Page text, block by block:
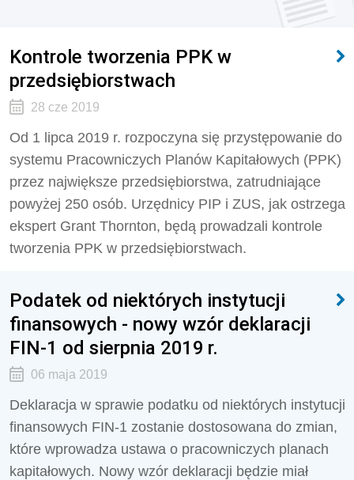
Kontrole tworzenia PPK w
przedsiębiorstwach
28 cze 2019
Od 1 lipca 2019 r. rozpoczyna się przystępowanie do
systemu Pracowniczych Planów Kapitałowych (PPK)
przez największe przedsiębiorstwa, zatrudniające
powyżej 250 osób. Urzędnicy PIP i ZUS, jak ostrzega
ekspert Grant Thornton, będą prowadzali kontrole
tworzenia PPK w przedsiębiorstwach.
Podatek od niektórych instytucji
finansowych - nowy wzór deklaracji
FIN-1 od sierpnia 2019 r.
06 maja 2019
Deklaracja w sprawie podatku od niektórych instytucji
finansowych FIN-1 zostanie dostosowana do zmian,
które wprowadza ustawa o pracowniczych planach
kapitałowych. Nowy wzór deklaracji będzie miał